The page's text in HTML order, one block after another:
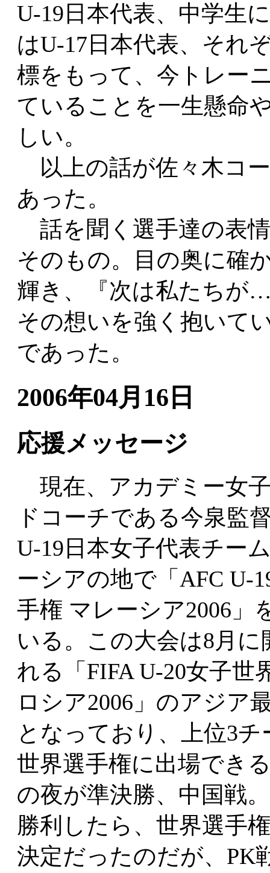
U-19日本代表、中学生
はU-17日本代表、それ
標をもって、今トレー
ていることを一生懸命
しい。
以上の話が佐々木コ
あった。
話を聞く選手達の表
そのもの。目の奥に確
輝き、『次は私たちが
その想いを強く抱いて
であった。
2006年04月16日
応援メッセージ
現在、アカデミー女
ドコーチである今泉監
U-19日本女子代表チー
ーシアの地で「AFC U-
手権 マレーシア2006」
いる。この大会は8月に
れる「FIFA U-20女子世
ロシア2006」のアジア
となっており、上位3チ
世界選手権に出場でき
の夜が準決勝、中国戦
勝利したら、世界選手
決定だったのだが、PK